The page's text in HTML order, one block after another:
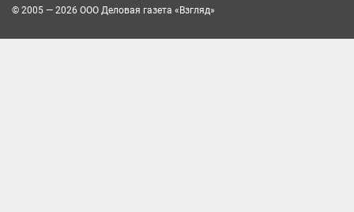
© 2005 — 2026 ООО Деловая газета «Взгляд»